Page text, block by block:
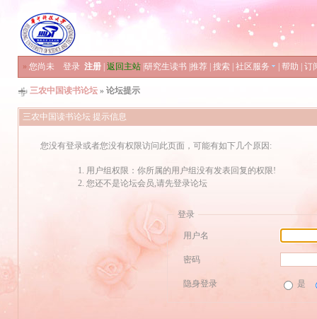
» 您尚未 登录 注册 返回主站 研究生读书 推荐 搜索 社区服务 帮助 订
三农中国读书论坛 » 论坛提示
三农中国读书论坛 提示信息
您没有登录或者您没有权限访问此页面，可能有如下几个原因:
用户组权限：你所属的用户组没有发表回复的权限!
您还不是论坛会员,请先登录论坛
登录
用户名
密码
隐身登录 是